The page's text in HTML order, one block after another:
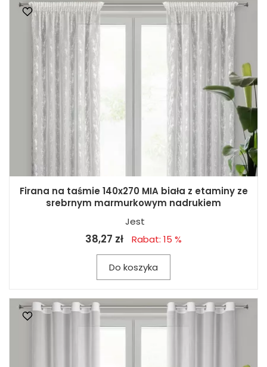
Firana na taśmie 140x270 MIA biała z etaminy ze
srebrnym marmurkowym nadrukiem
Jest
38,27 zł Rabat: 15 %
Do koszyka